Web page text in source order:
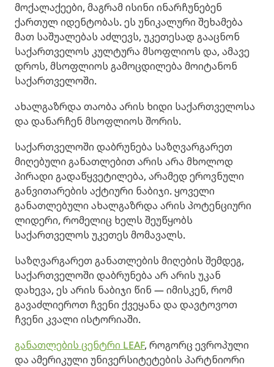
მოქალაქეები, მაგრამ ისინი ინარჩუნებენ
ქართულ იდენტობას. ეს უნიკალური შეხამება
მათ საშუალებას აძლევს, უკეთესად გააცნონ
საქართველოს კულტურა მსოფლიოს და, ამავე
დროს, მსოფლიოს გამოცდილება მოიტანონ
საქართველოში.
ახალგაზრდა თაობა არის ხიდი საქართველოსა
და დანარჩენ მსოფლიოს შორის.
საქართველოში დაბრუნება საზღვარგარეთ
მიღებული განათლებით არის არა მხოლოდ
პირადი გადაწყვეტილება, არამედ ეროვნული
განვითარების აქტიური ნაბიჯი. ყოველი
განათლებული ახალგაზრდა არის პოტენციური
ლიდერი, რომელიც ხელს შეუწყობს
საქართველოს უკეთეს მომავალს.
საზღვარგარეთ განათლების მიღების შემდეგ,
საქართველოში დაბრუნება არ არის უკან
დახევა, ეს არის ნაბიჯი წინ — იმისკენ, რომ
გავაძლიეროთ ჩვენი ქვეყანა და დავტოვოთ
ჩვენი კვალი ისტორიაში.
განათლების ცენტრი LEAF, როგორც ევროპული
და ამერიკული უნივერსიტეტების პარტნიორი